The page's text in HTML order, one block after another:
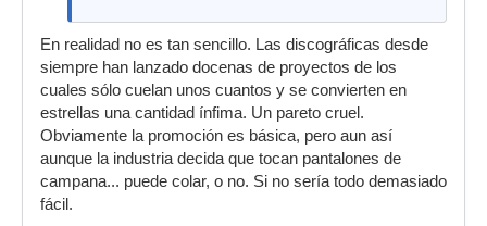
En realidad no es tan sencillo. Las discográficas desde
siempre han lanzado docenas de proyectos de los
cuales sólo cuelan unos cuantos y se convierten en
estrellas una cantidad ínfima. Un pareto cruel.
Obviamente la promoción es básica, pero aun así
aunque la industria decida que tocan pantalones de
campana... puede colar, o no. Si no sería todo demasiado
fácil.